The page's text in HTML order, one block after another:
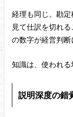
経理も同じ。勘
見て仕訳を切れ
の数字が経営判断
知識は、使われる
説明深度の錯